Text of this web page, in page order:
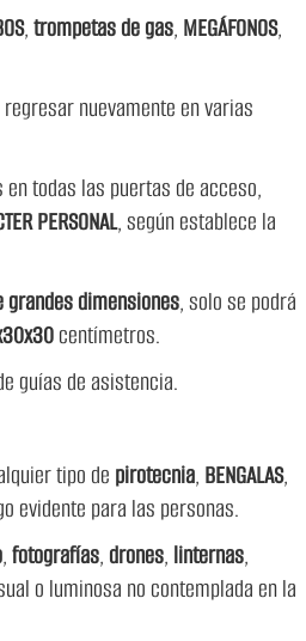
,trompetas de gas, MEGÁFONOS,
nuevamente en varias
todas las puertas de acceso,
PERSONAL, según establece la
grandes dimensiones, solo se podrá
centímetros.
guías de asistencia.
tipo de pirotecnia, BENGALAS,
evidente para las personas.
,fotografías, drones, linternas,
o luminosa no contemplada en la